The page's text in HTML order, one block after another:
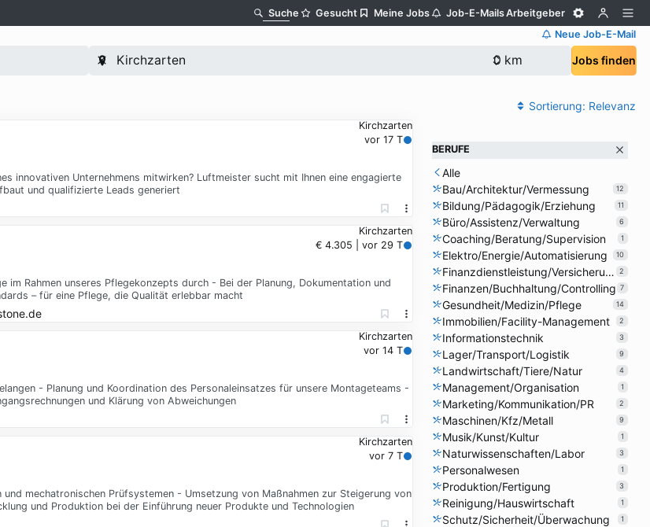
Suche Gesucht Meine Jobs Job-E-MailsArbeitgeber
Neue Job-E-Mail
Jobs finden
Sortierung: Relevanz
Kirchzarten
vor 17 T
innovativen Unternehmens mitwirken? Luftmeister sucht mit Ihnen eine engagierte
und qualifizierte Leads generiert
Kirchzarten
€ 4.305 | vor 29 T
Rahmen unseres Pflegekonzepts durch - Bei der Planung, Dokumentation und
– für eine Pflege, die Qualität erlebbar macht
Kirchzarten
vor 14 T
- Planung und Koordination des Personaleinsatzes für unsere Montageteams -
und Klärung von Abweichungen
Kirchzarten
vor 7 T
mechatronischen Prüfsystemen - Umsetzung von Maßnahmen zur Steigerung von
und Produktion bei der Einführung neuer Produkte und Technologien
BERUFE
Alle
Bau/Architektur/Vermessung
12
Bildung/Pädagogik/Erziehung 11
Büro/Assistenz/Verwaltung 6
Coaching/Beratung/Supervision 1
Elektro/Energie/Automatisierung 10
Finanzdienstleistung/Versicherung 2
Finanzen/Buchhaltung/Controlling 7
Gesundheit/Medizin/Pflege 14
Immobilien/Facility-Management 2
Informationstechnik 3
Lager/Transport/Logistik 9
Landwirtschaft/Tiere/Natur 4
Management/Organisation 1
Marketing/Kommunikation/PR 2
Maschinen/Kfz/Metall 9
Musik/Kunst/Kultur 1
Naturwissenschaften/Labor 3
Personalwesen 1
Produktion/Fertigung 3
Reinigung/Hauswirtschaft 1
Schutz/Sicherheit/Überwachung 1